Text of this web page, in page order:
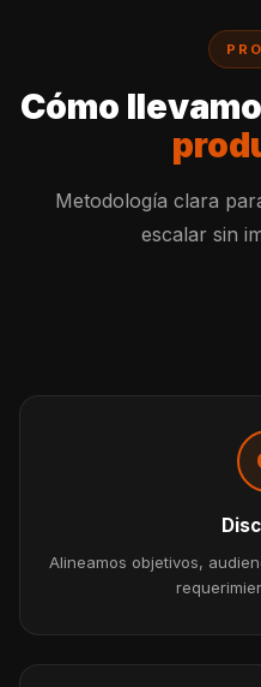
Cómo
Metodología clara
escalar sin
Alineamos objetivos,